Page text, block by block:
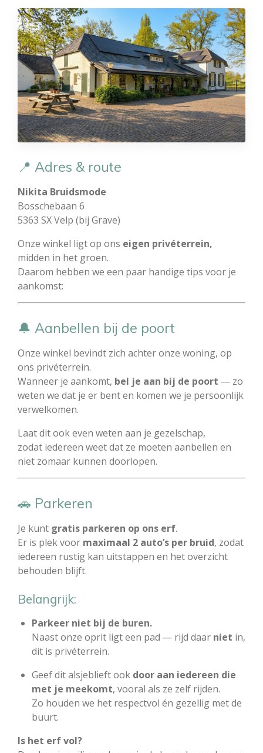
📍 Adres & route
Nikita Bruidsmode
Bosschebaan 6
5363 SX Velp (bij Grave)
Onze winkel ligt op ons eigen privéterrein,
midden in het groen.
Daarom hebben we een paar handige tips voor je
aankomst:
🔔 Aanbellen bij de poort
Onze winkel bevindt zich achter onze woning, op
ons privéterrein.
Wanneer je aankomt, bel je aan bij de poort — zo
weten we dat je er bent en komen we je persoonlijk
verwelkomen.
Laat dit ook even weten aan je gezelschap,
zodat iedereen weet dat ze moeten aanbellen en
niet zomaar kunnen doorlopen.
🚗 Parkeren
Je kunt gratis parkeren op ons erf.
Er is plek voor maximaal 2 auto’s per bruid, zodat
iedereen rustig kan uitstappen en het overzicht
behouden blijft.
Belangrijk:
Parkeer niet bij de buren.
Naast onze oprit ligt een pad — rijd daar niet in,
dit is privéterrein.
Geef dit alsjeblieft ook door aan iedereen die
met je meekomt, vooral als ze zelf rijden.
Zo houden we het respectvol én gezellig met de
buurt.
Is het erf vol?